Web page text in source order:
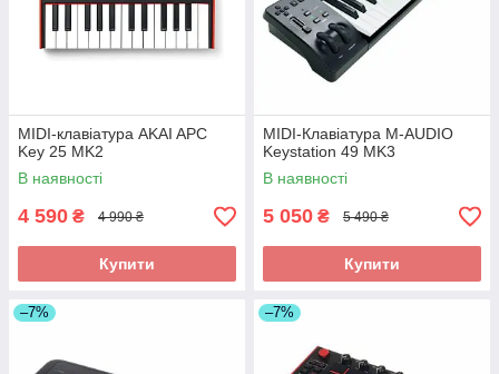
MIDI-клавіатура AKAI APC
Key 25 MK2
В наявності
4 590 ₴ 4 990 ₴
Купити
MIDI-Клавіатура M-AUDIO
Keystation 49 MK3
В наявності
5 050 ₴ 5 490 ₴
Купити
–7% –7%